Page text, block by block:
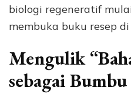
biologi regeneratif
membuka buku resep
Mengulik
sebagai